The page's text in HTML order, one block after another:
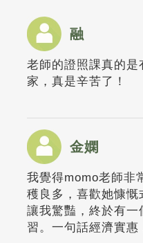
融
老師的證照課真的是
家，真是辛苦了！
金嫻
我覺得momo老師非
穫良多，喜歡她慷慨
讓我驚豔，終於有一
習。一句話經濟實惠